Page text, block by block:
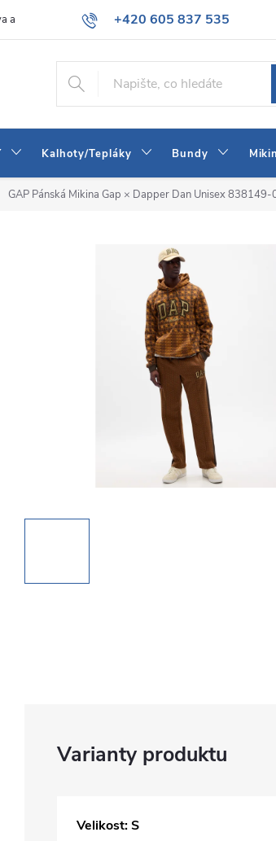
+420 605 837 535
info@jeans-shop.cz
a platba Obchodní podmínky Naše prodejna
Kalhoty/Tepláky Bundy
GAP Pánská Mikina Gap × Dapper Dan Unisex 838149-
Velikost: S